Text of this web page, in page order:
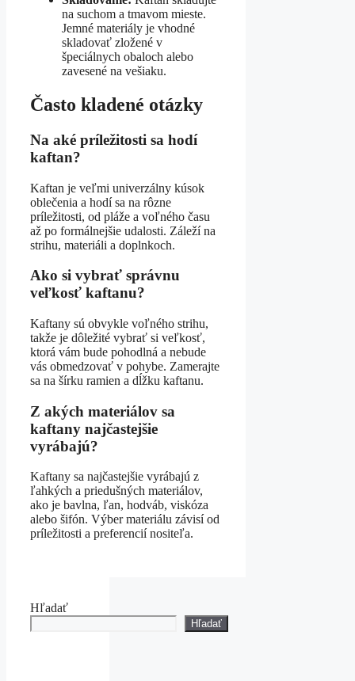
na suchom a tmavom mieste.
Jemné materiály je vhodné
skladovať zložené v
špeciálnych obaloch alebo
zavesené na vešiaku.
Často kladené otázky
Na aké príležitosti sa hodí
kaftan?
Kaftan je veľmi univerzálny kúsok
oblečenia a hodí sa na rôzne
príležitosti, od pláže a voľného času
až po formálnejšie udalosti. Záleží na
strihu, materiáli a doplnkoch.
Ako si vybrať správnu
veľkosť kaftanu?
Kaftany sú obvykle voľného strihu,
takže je dôležité vybrať si veľkosť,
ktorá vám bude pohodlná a nebude
vás obmedzovať v pohybe. Zamerajte
sa na šírku ramien a dĺžku kaftanu.
Z akých materiálov sa
kaftany najčastejšie
vyrábajú?
Kaftany sa najčastejšie vyrábajú z
ľahkých a priedušných materiálov,
ako je bavlna, ľan, hodváb, viskóza
alebo šifón. Výber materiálu závisí od
príležitosti a preferencií nositeľa.
Hľadať
Hľadať